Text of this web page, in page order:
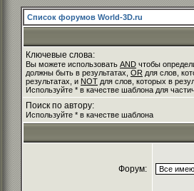
Список форумов World-3D.ru
Ключевые слова:
Вы можете использовать AND чтобы
должны быть в результатах, OR для слов,
результатах, и NOT для слов, которых в
Используйте * в качестве шаблона для
Поиск по автору:
Используйте * в качестве шаблона
Форум: